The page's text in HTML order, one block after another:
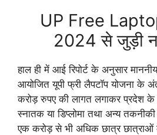
UP Free
2024 से जुड़ी
हाल ही में आई रिपोर्ट के अनुसार
आयोजित यूपी फ्री लैपटॉप योजना के
करोड़ रुपए की लागत लगाकर प्रदेश
स्नातक या डिप्लोमा तथा अन्य तकनीकी
एक करोड़ से भी अधिक छात्र छात्राओं